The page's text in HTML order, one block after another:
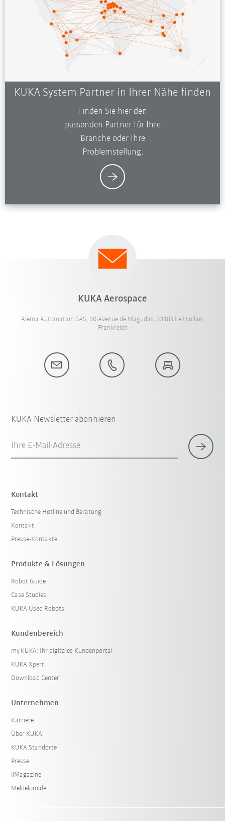
KUKA System Partner in Ihrer Nähe finden
Finden Sie hier den
passenden Partner für Ihre
Branche oder Ihre
Problemstellung.
KUKA Aerospace
Alema Automation SAS, 80 Avenue de Magudas, 33185 Le Haillan,
Frankreich
KUKA Newsletter abonnieren
Ihre E-Mail-Adresse
Kontakt
Technische Hotline und Beratung
Kontakt
Presse-Kontakte
Produkte & Lösungen
Robot Guide
Case Studies
KUKA Used Robots
Kundenbereich
my.KUKA: Ihr digitales Kundenportal
KUKA Xpert
Download Center
Unternehmen
Karriere
Über KUKA
KUKA Standorte
Presse
iiMagazine
Meldekanäle